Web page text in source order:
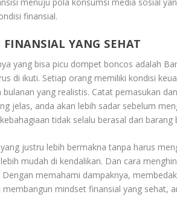
menuju pola konsumsi media sosial
finansial.
YANG SEHAT
yang bisa picu dompet boncos adalah
di ikuti. Setiap orang memiliki kondisi
yang realistis. Catat pemasukan
jelas, anda akan lebih sadar sebelum
tidak selalu berasal dari
justru lebih bermakna tanpa harus
mudah di kendalikan. Dan cara
memahami dampaknya,
membangun mindset finansial yang sehat,